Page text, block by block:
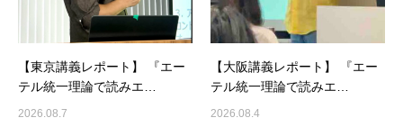
【東京講義レポート】 『エー
テル統一理論で読みエ…
2026.08.7
【大阪講義レポート】 『エー
テル統一理論で読みエ…
2026.08.4